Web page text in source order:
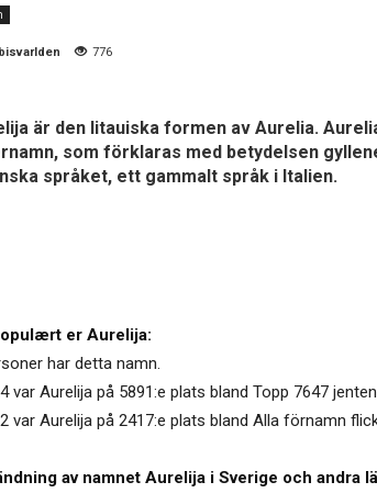
776
är den litauiska formen av Aurelia.
som förklaras med betydelsen
språket, ett gammalt språk i Italien.
er Aurelija:
har detta namn.
var Aurelija på 5891:e plats bland Topp 7647
var Aurelija på 2417:e plats bland Alla förnamn
av namnet Aurelija i Sverige och andra